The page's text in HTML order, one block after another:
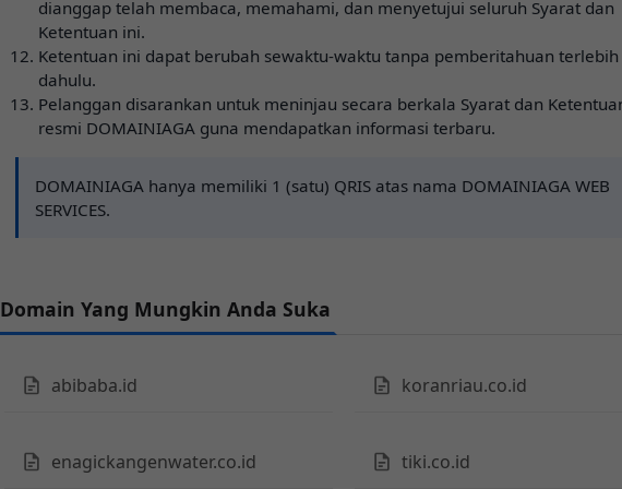
dianggap telah membaca, memahami, dan menyetujui seluruh Syarat dan
Ketentuan ini.
Ketentuan ini dapat berubah sewaktu-waktu tanpa pemberitahuan terlebih
dahulu.
Pelanggan disarankan untuk meninjau secara berkala Syarat dan
resmi DOMAINIAGA guna mendapatkan informasi terbaru.
DOMAINIAGA hanya memiliki 1 (satu) QRIS atas nama DOMAINIAGA WEB
SERVICES.
Domain Yang Mungkin Anda Suka
abibaba.id koranriau.co.id
enagickangenwater.co.id tiki.co.id